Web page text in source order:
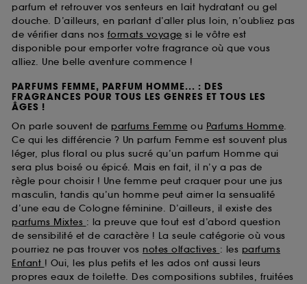
parfum et retrouver vos senteurs en lait hydratant ou gel
douche. D’ailleurs, en parlant d’aller plus loin, n’oubliez pas
de vérifier dans nos formats voyage si le vôtre est
disponible pour emporter votre fragrance où que vous
alliez. Une belle aventure commence !
PARFUMS FEMME, PARFUM HOMME... : DES
FRAGRANCES POUR TOUS LES GENRES ET TOUS LES
ÂGES !
On parle souvent de parfums Femme ou Parfums Homme.
Ce qui les différencie ? Un parfum Femme est souvent plus
léger, plus floral ou plus sucré qu’un parfum Homme qui
sera plus boisé ou épicé. Mais en fait, il n’y a pas de
règle pour choisir ! Une femme peut craquer pour une jus
masculin, tandis qu’un homme peut aimer la sensualité
d’une eau de Cologne féminine. D’ailleurs, il existe des
parfums Mixtes : la preuve que tout est d’abord question
de sensibilité et de caractère ! La seule catégorie où vous
pourriez ne pas trouver vos notes olfactives : les parfums
Enfant ! Oui, les plus petits et les ados ont aussi leurs
propres eaux de toilette. Des compositions subtiles, fruitées